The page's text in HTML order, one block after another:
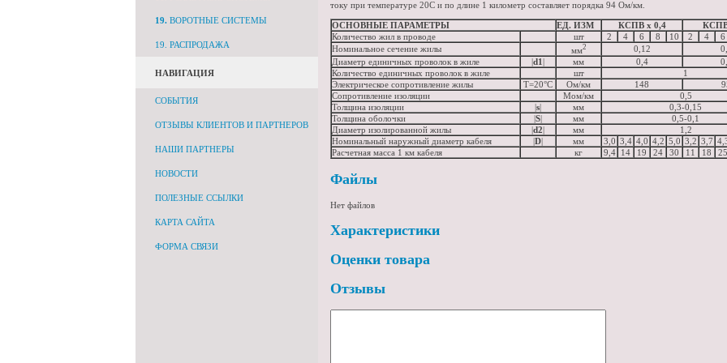
19. ВОРОТНЫЕ СИСТЕМЫ
19. РАСПРОДАЖА
НАВИГАЦИЯ
СОБЫТИЯ
ОТЗЫВЫ КЛИЕНТОВ И ПАРТНЕРОВ
НАШИ ПАРТНЕРЫ
НОВОСТИ
ПОЛЕЗНЫЕ ССЫЛКИ
КАРТА САЙТА
ФОРМА СВЯЗИ
току при температуре 20С и по длине 1 километр составляет порядка 94 Ом/км.
ОСНОВНЫЕ ПАРАМЕТРЫ ЕД. ИЗМ КСПВ х 0,4
КСПВ
Количество жил в проводе
шт 2 4 6 8 10 2 4 6
Номинальное сечение жилы
мм2 0,12
Диаметр единичных проволок в жиле
|d1| мм 0,4
Количество единичных проволок в жиле
шт
1
Электрическое сопротивление жилы
T=20°С Ом/км 148
Сопротивление изоляции
Мом/км
0,5
Толщина изоляции
|s| мм
0,3-0,15
Толщина оболочки
|S| мм
0,5-0,1
Диаметр изолированной жилы
|d2| мм
1,2
Номинальный наружный диаметр кабеля
|D| мм 3,0 3,4 4,0 4,2 5,0 3,2 3,7
Расчетная масса 1 км кабеля
кг 9,4 14 19 24 30 11 18 25
Файлы
Нет файлов
Характеристики
Оценки товара
Отзывы